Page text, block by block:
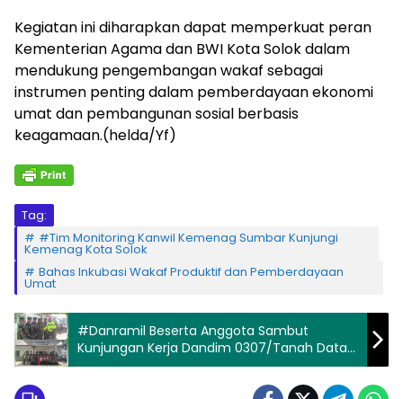
Kegiatan ini diharapkan dapat memperkuat peran
Kementerian Agama dan BWI Kota Solok dalam
mendukung pengembangan wakaf sebagai
instrumen penting dalam pemberdayaan ekonomi
umat dan pembangunan sosial berbasis
keagamaan.(helda/Yf)
Tag:
#Tim Monitoring Kanwil Kemenag Sumbar Kunjungi
Kemenag Kota Solok
Bahas Inkubasi Wakaf Produktif dan Pemberdayaan
Umat
#Danramil Beserta Anggota Sambut
Kunjungan Kerja Dandim 0307/Tanah Datar
ke Koramil 02/Lima Kaum